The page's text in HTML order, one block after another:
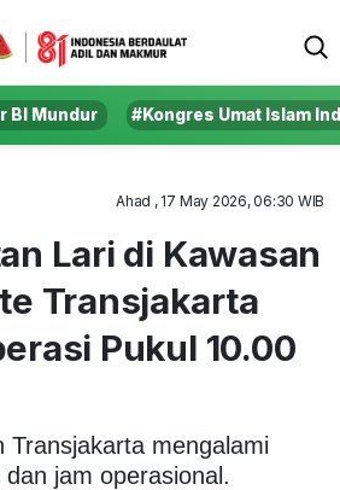
BI Mundur #Kongres Umat Islam
Ahad , 17 May 2026, 06:30 WIB
Lari di Kawasan
Transjakarta
Pukul 10.00
Transjakarta mengalami
jam operasional.